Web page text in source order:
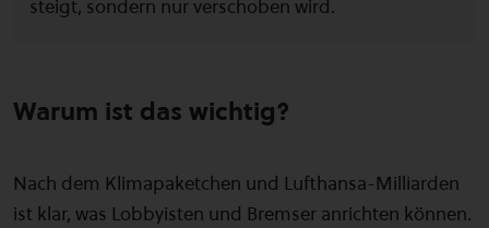
steigt, sondern nur verschoben wird.
Warum ist das wichtig?
Nach dem Klimapaketchen und Lufthansa-Milliarden
ist klar, was Lobbyisten und Bremser anrichten können.